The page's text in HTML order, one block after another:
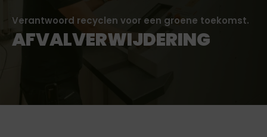
BLOG
CARRIÈRE
Verantwoord recyclen voor een groene toekomst.
AFVALVERWIJDERING